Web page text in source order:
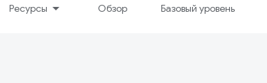
Ресурсы Обзор Базовый уровень